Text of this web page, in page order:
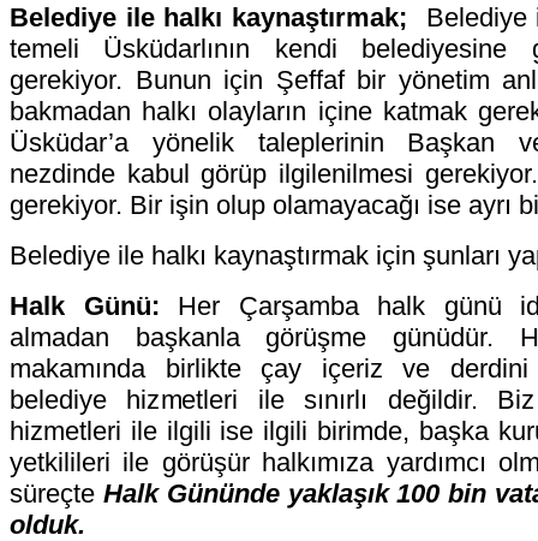
Belediye ile halkı kaynaştırmak; Belediye
temeli Üsküdarlının kendi belediyesine
gerekiyor. Bunun için Şeffaf bir yönetim
bakmadan halkı olayların içine katmak
Üsküdar’a yönelik taleplerinin Başkan
nezdinde kabul görüp ilgilenilmesi
gerekiyor. Bir işin olup olamayacağı ise ayrı
Belediye ile halkı kaynaştırmak için şunları
Halk Günü: Her Çarşamba halk günü
almadan başkanla görüşme günüdür.
makamında birlikte çay içeriz ve
belediye hizmetleri ile sınırlı değildir.
hizmetleri ile ilgili ise ilgili birimde, başka
yetkilileri ile görüşür halkımıza yardımcı
süreçte Halk Gününde yaklaşık 100 bin
olduk.